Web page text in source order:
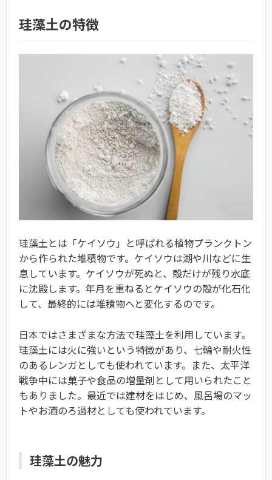
珪藻土の特徴
珪藻土とは「ケイソウ」と呼ばれる植物プランクトン
から作られた堆積物です。ケイソウは湖や川などに生
息しています。ケイソウが死ぬと、殻だけが残り水底
に沈殿します。年月を重ねるとケイソウの殻が化石化
して、最終的には堆積物へと変化するのです。
日本ではさまざまな方法で珪藻土を利用しています。
珪藻土には火に強いという特徴があり、七輪や耐火性
のあるレンガとしても使われています。また、太平洋
戦争中には菓子や食品の増量剤として用いられたこと
もありました。最近では建材をはじめ、風呂場のマッ
トやお酒のろ過材としても使われています。
珪藻土の魅力